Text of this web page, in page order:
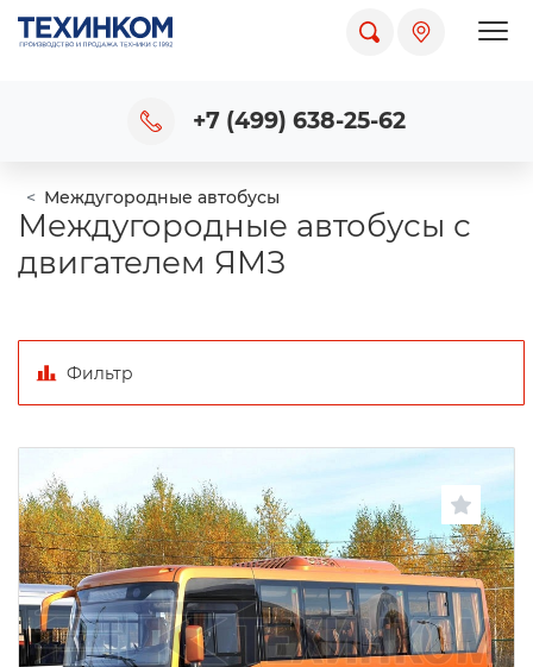
+7 (499) 638-25-62
Междугородные автобусы
Междугородные автобусы с
двигателем ЯМЗ
Фильтр